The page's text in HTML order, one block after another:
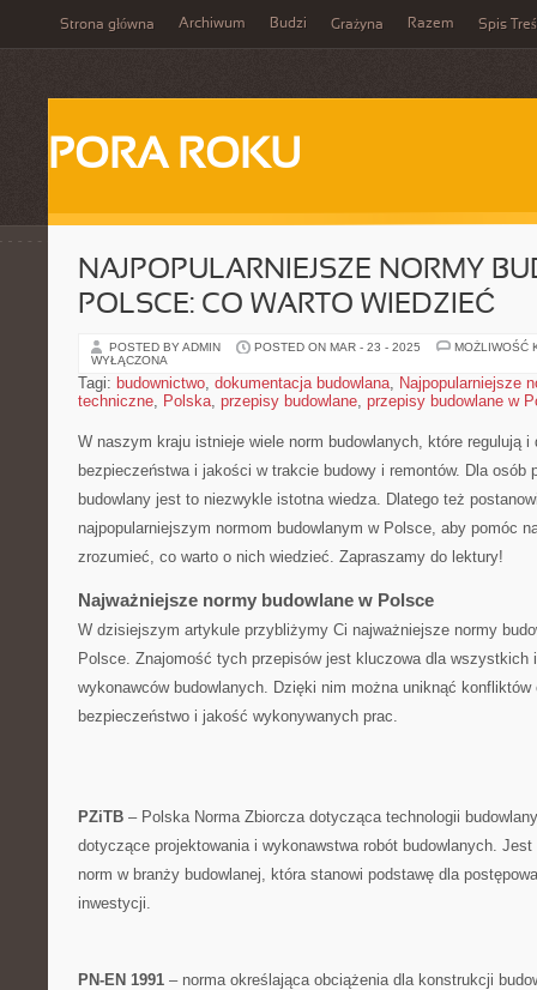
Strona główna Archiwum Budzi Grażyna Razem Spis
PORA ROKU
NAJPOPULARNIEJSZE NORMY
POLSCE: CO WARTO WIEDZIEĆ
POSTED BY ADMIN POSTED ON MAR - 23 - 2025
MOŻLIWOŚĆ
WYŁĄCZONA
Tagi: budownictwo, dokumentacja budowlana, Najpopularniejsze
techniczne, Polska, przepisy budowlane, przepisy budowlane w
W naszym kraju ‍istnieje wiele ⁤norm budowlanych, które regulują i
bezpieczeństwa ⁢i ‌jakości w trakcie‍ budowy i ⁣remontów. ⁣Dla osób
budowlany jest to niezwykle istotna wiedza. Dlatego też
najpopularniejszym normom budowlanym ‌w‍ Polsce,⁢ aby‌ pomóc
zrozumieć,‍ co warto o ​nich wiedzieć. Zapraszamy​ do lektury!
Najważniejsze ⁢normy budowlane ‌w Polsce
W dzisiejszym artykule przybliżymy Ci⁣ najważniejsze normy
Polsce. Znajomość tych ‌przepisów jest kluczowa ⁢dla wszystkich
wykonawców budowlanych. Dzięki‌ nim można uniknąć​ konfliktów
bezpieczeństwo‌ i jakość wykonywanych prac.
PZiTB – Polska ⁢Norma Zbiorcza dotycząca⁣ technologii
dotyczące‍ projektowania i wykonawstwa robót budowlanych.
norm w branży budowlanej, która ⁣stanowi podstawę dla
inwestycji.
PN-EN 1991 – ⁤norma określająca obciążenia dla ⁣konstrukcji⁢